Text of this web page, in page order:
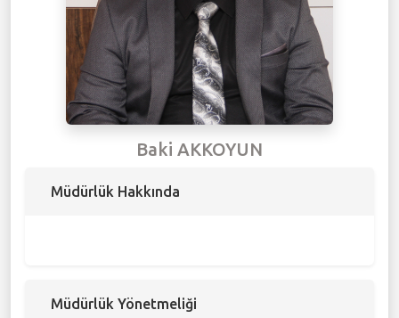
Meclis Gündemi
Muhtarlıklar
Stratejik Plan
Baki AKKOYUN
Müdürlük Hakkında
Müdürlük Yönetmeliği